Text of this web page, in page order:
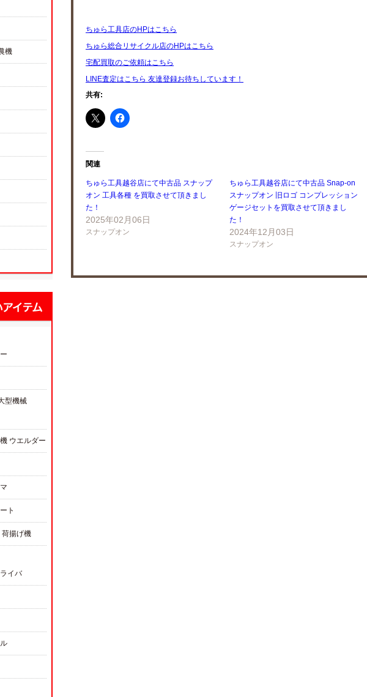
ちゅら工具店のHPはこちら
ちゅら総合リサイクル店のHPはこちら
宅配買取のご依頼はこちら
LINE査定はこちら 友達登録お待ちしています！
共有:
関連
ちゅら工具越谷店にて中古品 スナップ
オン 工具各種 を買取させて頂きまし
た！
2025年02月06日
スナップオン
ちゅら工具越谷店にて中古品 Snap-on
スナップオン 旧ロゴ コンプレッション
ゲージセットを買取させて頂きまし
た！
2024年12月03日
スナップオン
機
型機械
ウエルダー
ト
荷揚げ機
イバ